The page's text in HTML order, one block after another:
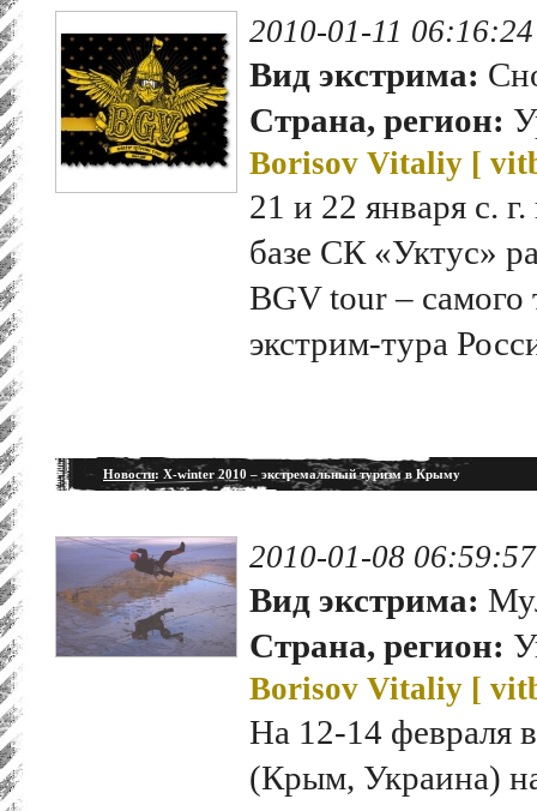
2010-01-11 06:16:24
Вид экстрима:
Страна, регион:
Borisov Vitaliy [
21 и 22 января с.
базе СК «Уктус»
BGV tour – самого
экстрим-тура
Новости: X-winter 2010 – экстремальный туризм в Крыму
2010-01-08 06:59:57
Вид экстрима:
Страна, регион:
Borisov Vitaliy [
На 12-14 февраля
(Крым, Украина)